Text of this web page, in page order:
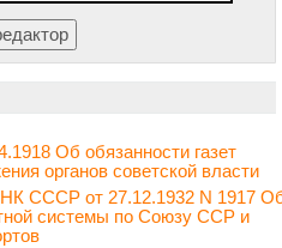
Об обязанности газет
органов советской власти
СССР от 27.12.1932 N 1917
системы по Союзу ССР и